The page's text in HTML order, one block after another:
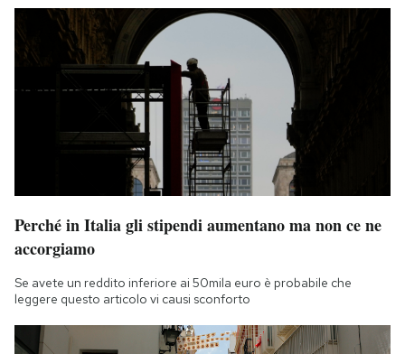
Perché in Italia gli stipendi aumentano ma non ce ne
accorgiamo
Se avete un reddito inferiore ai 50mila euro è probabile che
leggere questo articolo vi causi sconforto